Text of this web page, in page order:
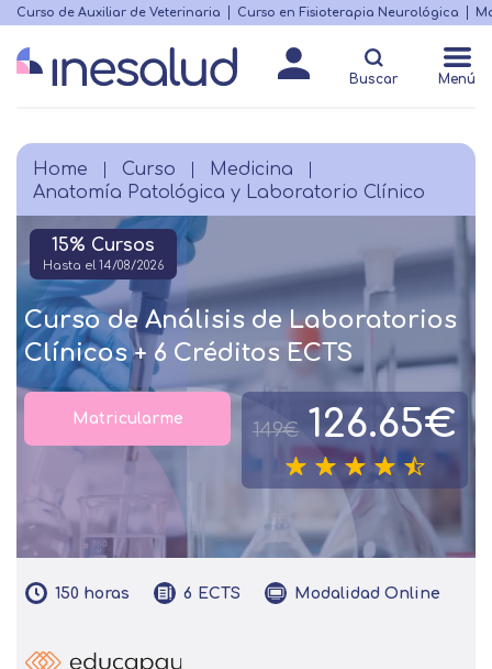
Skip
main
content
Menú
destacado
Curso de Auxiliar de Veterinaria Curso en Fisioterapia Neurológica
Buscar Menú
Breadcrumb
Home Curso
Medicina
Anatomía Patológica y Laboratorio Clínico
15% Cursos
Hasta el 14/08/2026
Curso de Análisis de Laboratorios
Clínicos + 6 Créditos ECTS
149€ 126.65€
Matricularme
150 horas 6 ECTS Modalidad Online
Matricularme